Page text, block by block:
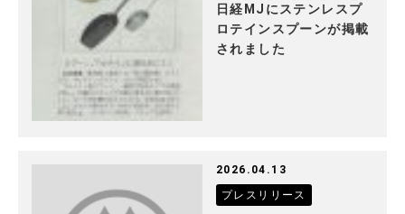
日経MJにステンレスプ
ロテインスプーンが掲載
されました
2026.04.13
プレスリリース